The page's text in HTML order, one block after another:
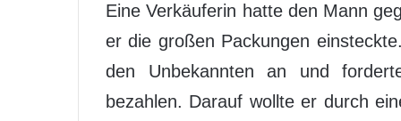
Eine Verkäuferin hatte den Mann
er die großen Packungen
den Unbekannten an und
bezahlen. Darauf wollte er durch